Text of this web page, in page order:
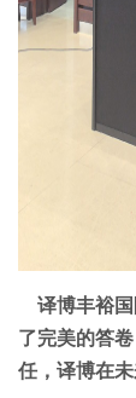
译博丰裕
了完美的答
任，译博在